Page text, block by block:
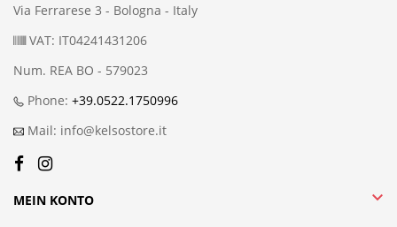
Via Ferrarese 3 - Bologna - Italy
VAT: IT04241431206
Num. REA BO - 579023
Phone: +39.0522.1750996
Mail: info@kelsostore.it
MEIN KONTO 